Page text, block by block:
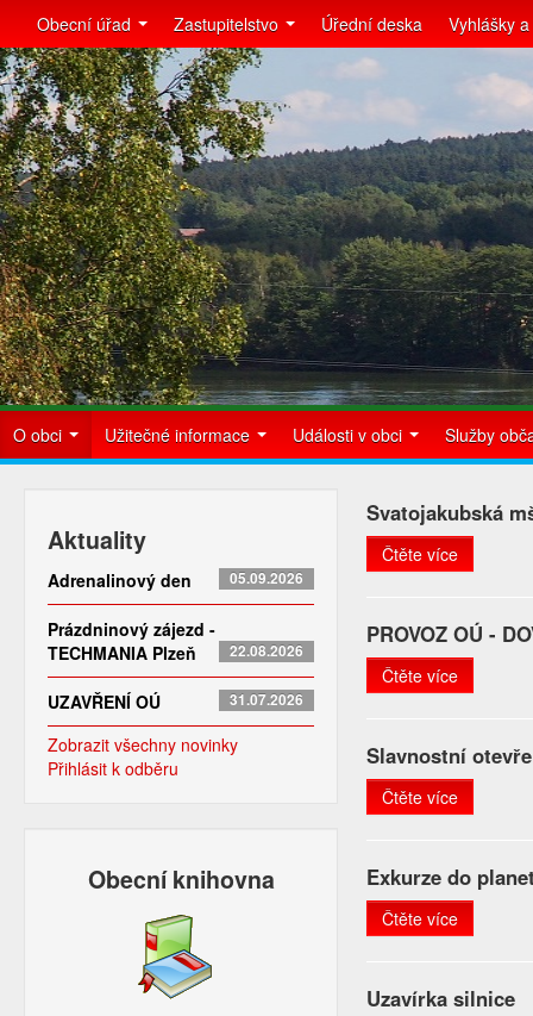
Obecní úřad Zastupitelstvo Úřední deska Vyhlášky
O obci Užitečné informace Události v obci Služby
Aktuality
Adrenalinový den 05.09.2026
Prázdninový zájezd -
TECHMANIA Plzeň
22.08.2026
UZAVŘENÍ OÚ 31.07.2026
Zobrazit všechny novinky
Přihlásit k odběru
Obecní knihovna
Svatojakubská
Čtěte více
PROVOZ OÚ -
Čtěte více
Slavnostní
Čtěte více
Exkurze do
Čtěte více
Uzavírka silnice